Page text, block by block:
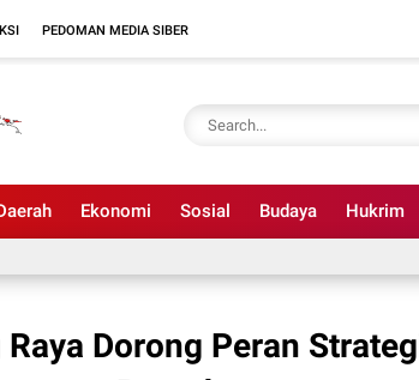
PEDOMAN MEDIA SIBER
Ekonomi Sosial Budaya Hukrim
Dorong Peran